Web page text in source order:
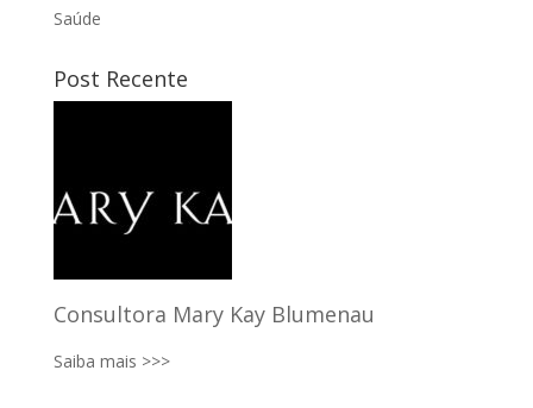
Saúde
Post Recente
Consultora Mary Kay Blumenau
Saiba mais >>>